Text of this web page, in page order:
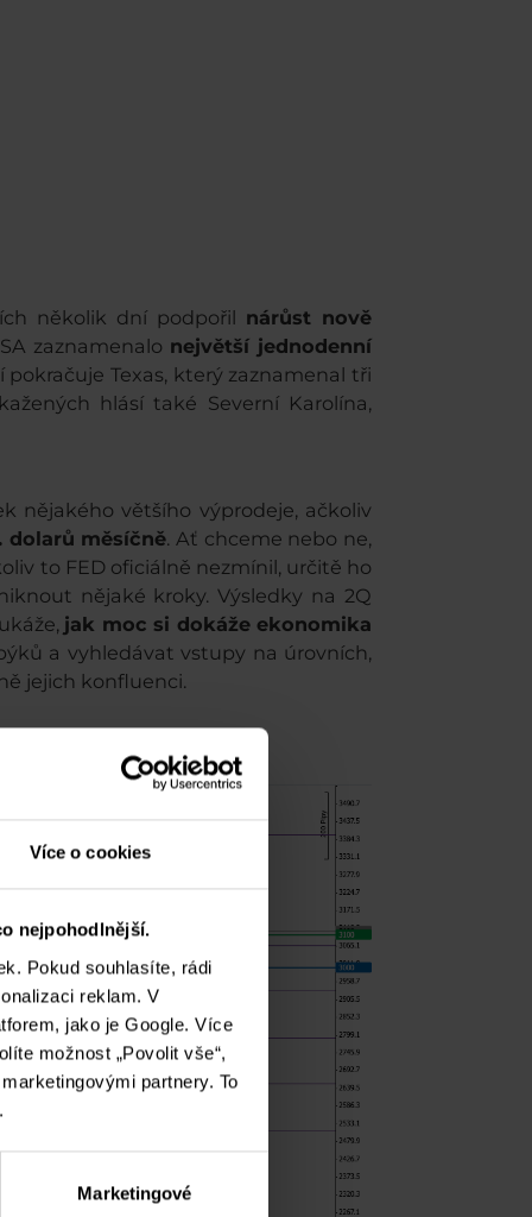
Více o cookies
nejpohodlnější.
Pokud souhlasíte, rádi
reklam. V
jako je Google. Více
možnost „Povolit vše“,
partnery. To
Marketingové
několik dní podpořil nárůst nově
zaznamenalo největší jednodenní
Texas, který zaznamenal tři
hlásí také Severní Karolína,
nějakého většího výprodeje, ačkoliv
měsíčně. Ať chceme nebo ne,
to FED oficiálně nezmínil, určitě ho
nějaké kroky. Výsledky na 2Q
jak moc si dokáže ekonomika
a vyhledávat vstupy na úrovních,
jejich konfluenci.